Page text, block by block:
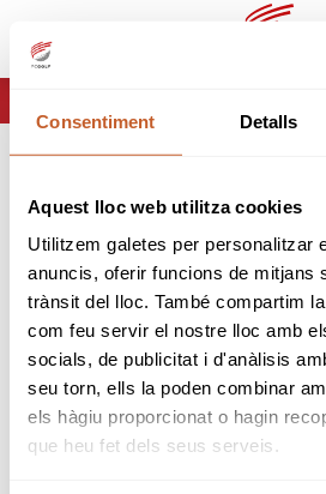
Consentiment Detalls
Aquest lloc web utilitza cookies
Utilitzem galetes per personalitzar
anuncis, oferir funcions de mitjans
trànsit del lloc. També compartim
com feu servir el nostre lloc amb
socials, de publicitat i d'anàlisis
seu torn, ells la poden combinar
els hàgiu proporcionat o hagin
que heu fet dels seus serveis.
Página no
Lo sentimos pero la página
existe o ha
volver